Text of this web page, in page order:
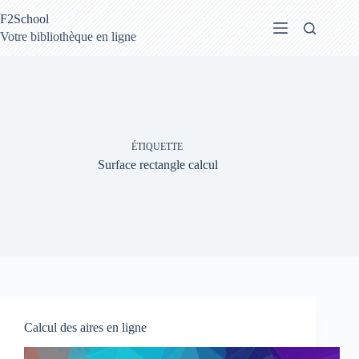
au
contenu
F2School
Votre bibliothèque en ligne
ÉTIQUETTE
Surface rectangle calcul
Calcul des aires en ligne